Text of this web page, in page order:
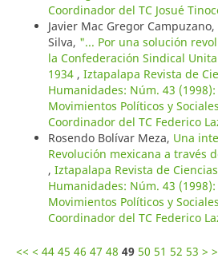
Coordinador del TC Josué
Javier Mac Gregor Campuzano,
Silva, "... Por una solución
la Confederación Sindical
1934 , Iztapalapa Revista de
Humanidades: Núm. 43
Movimientos Políticos y
Coordinador del TC Federico
Rosendo Bolívar Meza, Una
Revolución mexicana a través
, Iztapalapa Revista de
Humanidades: Núm. 43
Movimientos Políticos y
Coordinador del TC Federico
<< < 44 45 46 47 48 49 50 51 52 53 >